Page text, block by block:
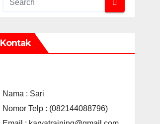
Kontak
Nama : Sari
Nomor Telp : (082144088796)